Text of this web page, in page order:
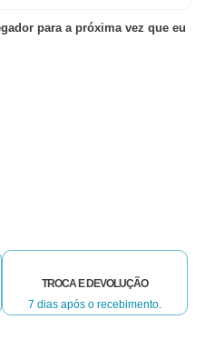
para a próxima vez que eu
TROCA E DEVOLUÇÃO
7 dias após o recebimento.